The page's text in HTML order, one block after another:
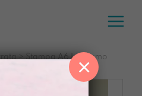
> Stampa A6 Lasciamo
×